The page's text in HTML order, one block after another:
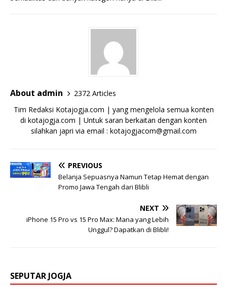
About admin
2372 Articles
Tim Redaksi Kotajogja.com | yang mengelola semua konten
di kotajogja.com | Untuk saran berkaitan dengan konten
silahkan japri via email : kotajogjacom@gmail.com
PREVIOUS
Belanja Sepuasnya Namun Tetap Hemat dengan
Promo Jawa Tengah dari Blibli
NEXT
iPhone 15 Pro vs 15 Pro Max: Mana yang Lebih
Unggul? Dapatkan di Blibli!
SEPUTAR JOGJA